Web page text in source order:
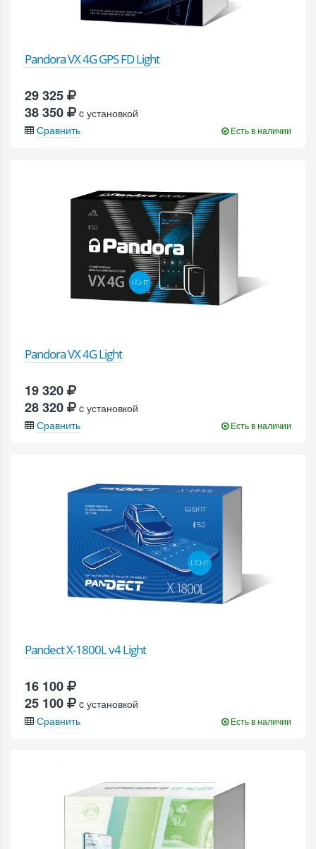
Pandora VX 4G GPS FD Light
29 325
38 350
c установкой
Сравнить
Есть в наличии
Pandora VX 4G Light
19 320
28 320
c установкой
Сравнить
Есть в наличии
Pandect X-1800L v4 Light
16 100
25 100
c установкой
Сравнить
Есть в наличии